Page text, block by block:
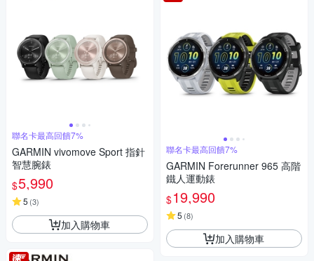
聯名卡最高回饋7%
GARMIN vivomove Sport 指針
智慧腕錶
$5,990
5 (3)
加入購物車
聯名卡最高回饋7%
GARMIN Forerunner 965 高階
鐵人運動錶
$19,990
5 (8)
加入購物車